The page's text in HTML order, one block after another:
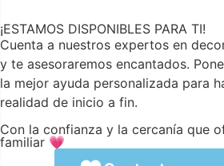
¡ESTAMOS DISPONIBLES PARA TI!
Cuenta a nuestros expertos en
y te asesoraremos encantados.
la mejor ayuda personalizada para
realidad de inicio a fin.
Con la confianza y la cercanía que
familiar 💗